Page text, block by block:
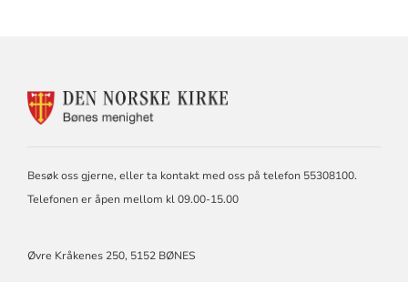
KONTAKTINFORMASJON
Besøk oss gjerne, eller ta kontakt med oss på telefon 55308100.
Telefonen er åpen mellom kl 09.00-15.00
Øvre Kråkenes 250, 5152 BØNES